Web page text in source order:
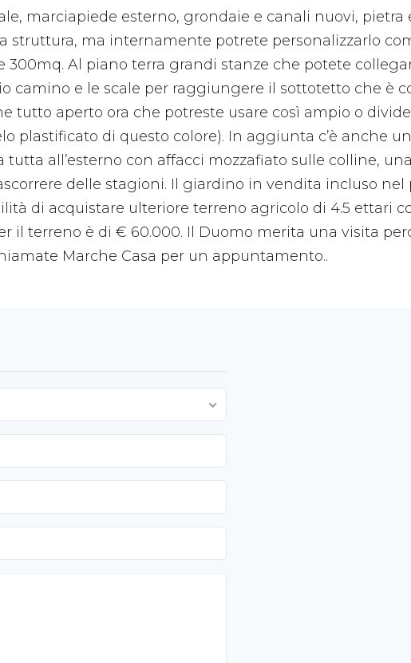
marciapiede esterno, grondaie e canali nuovi, pietra
struttura, ma internamente potrete personalizzarlo
Al piano terra grandi stanze che potete
camino e le scale per raggiungere il sottotetto che è
tutto aperto ora che potreste usare così ampio o
plastificato di questo colore). In aggiunta c’è anche
all’esterno con affacci mozzafiato sulle colline,
delle stagioni. Il giardino in vendita incluso nel
di acquistare ulteriore terreno agricolo di 4.5 ettari
il terreno è di € 60.000. Il Duomo merita una visita
Marche Casa per un appuntamento..